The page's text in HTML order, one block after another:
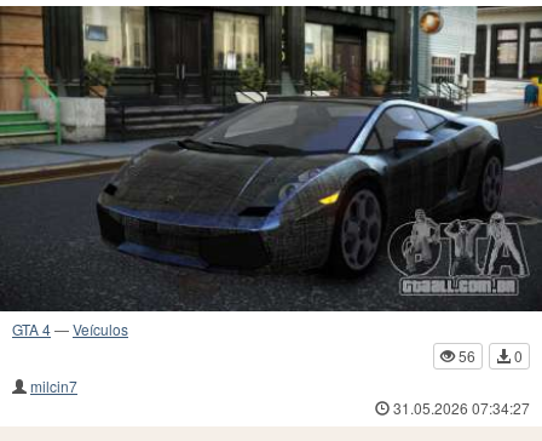
GTA 4—Veículos
56
0
milcin7
31.05.2026 07:34:27